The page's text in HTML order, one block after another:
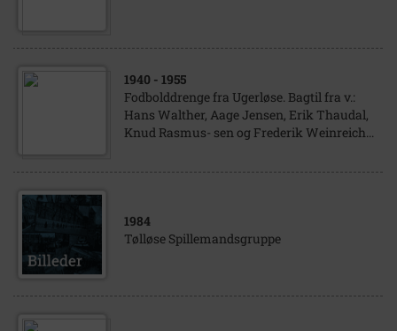
1940 - 1955
Fodbolddrenge fra Ugerløse. Bagtil fra v.:
Hans Walther, Aage Jensen, Erik Thaudal,
Knud Rasmus- sen og Frederik Weinreich...
1984
Tølløse Spillemandsgruppe